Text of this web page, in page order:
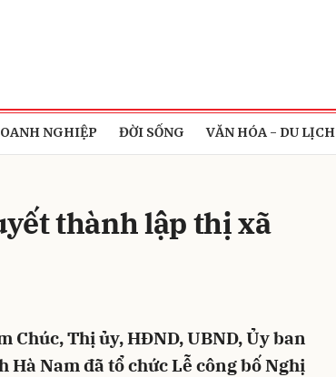
NGHIỆP ĐỜI SỐNG VĂN HÓA - DU LỊCH
thành lập thị xã
Chúc, Thị ủy, HĐND, UBND, Ủy ban
Nam đã tổ chức Lễ công bố Nghị